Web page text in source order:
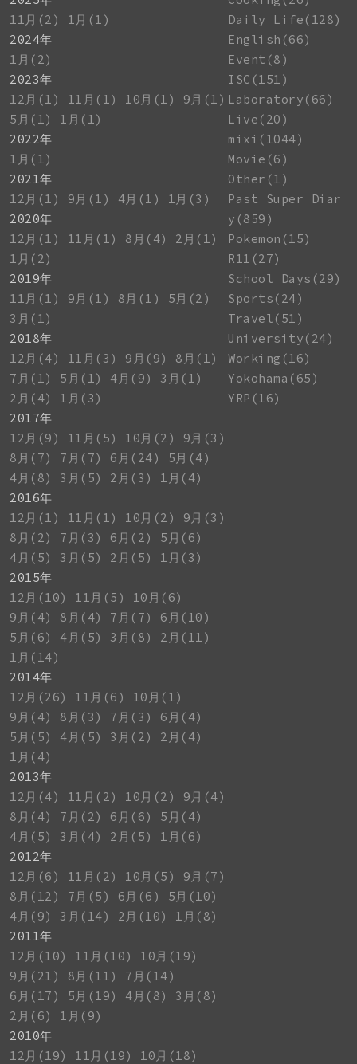
11月(2)
1月(1)
2024年
1月(2)
2023年
12月(1)
11月(1) 10月(1)
9月(1)
5月(1)
1月(1)
2022年
1月(1)
2021年
12月(1)
9月(1) 4月(1)
1月(3)
2020年
12月(1)
11月(1) 8月(4)
2月(1)
1月(2)
2019年
11月(1)
9月(1) 8月(1)
5月(2)
3月(1)
2018年
12月(4)
11月(3) 9月(9)
8月(1)
7月(1)
5月(1) 4月(9)
3月(1)
2月(4)
1月(3)
2017年
12月(9)
11月(5) 10月(2)
9月(3)
8月(7)
7月(7) 6月(24)
5月(4)
4月(8)
3月(5) 2月(3)
1月(4)
2016年
12月(1)
11月(1) 10月(2)
9月(3)
8月(2)
7月(3) 6月(2)
5月(6)
4月(5)
3月(5) 2月(5)
1月(3)
2015年
12月(10)
11月(5)
10月(6)
9月(4)
8月(4) 7月(7)
6月(10)
5月(6)
4月(5) 3月(8)
2月(11)
1月(14)
2014年
12月(26)
11月(6)
10月(1)
9月(4)
8月(3) 7月(3)
6月(4)
5月(5)
4月(5) 3月(2)
2月(4)
1月(4)
2013年
12月(4)
11月(2) 10月(2)
9月(4)
8月(4)
7月(2) 6月(6)
5月(4)
4月(5)
3月(4) 2月(5)
1月(6)
2012年
12月(6)
11月(2) 10月(5)
9月(7)
8月(12)
7月(5) 6月(6)
5月(10)
4月(9)
3月(14) 2月(10)
1月(8)
2011年
12月(10)
11月(10)
10月(19)
9月(21)
8月(11)
7月(14)
6月(17)
5月(19) 4月(8)
3月(8)
2月(6)
1月(9)
2010年
12月(19)
11月(19)
10月(18)
Daily Life(128)
English(66)
Event(8)
ISC(151)
Laboratory(66)
Live(20)
mixi(1044)
Movie(6)
Other(1)
Past Super Diar
y(859)
Pokemon(15)
R11(27)
School Days(29)
Sports(24)
Travel(51)
University(24)
Working(16)
Yokohama(65)
YRP(16)